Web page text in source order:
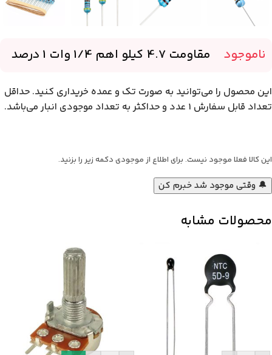
ناموجود مقاومت 4.7 کیلو اهم 1/4 وات 1 درصد
این محصول را می‌توانید به صورت تک و عمده خریداری کنید. حداقل
تعداد قابل سفارش 1 عدد و حداکثر به تعداد موجودی انبار می‌باشد.
این کالا فعلا موجود نیست. برای اطلاع از موجودی دکمه زیر را بزنید.
🔔 وقتی موجود شد خبرم کن
محصولات مشابه